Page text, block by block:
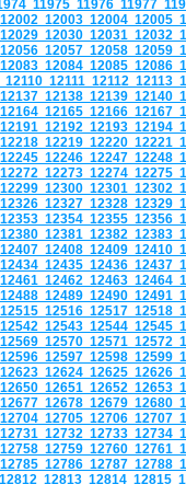
11975 11976 11977
12002 12003 12004 12005
12029 12030 12031 12032
12056 12057 12058 12059
12083 12084 12085 12086
12110 12111 12112 12113
12137 12138 12139 12140
12164 12165 12166 12167
12191 12192 12193 12194
12218 12219 12220 12221
12245 12246 12247 12248
12272 12273 12274 12275
12299 12300 12301 12302
12326 12327 12328 12329
12353 12354 12355 12356
12380 12381 12382 12383
12407 12408 12409 12410
12434 12435 12436 12437
12461 12462 12463 12464
12488 12489 12490 12491
12515 12516 12517 12518
12542 12543 12544 12545
12569 12570 12571 12572
12596 12597 12598 12599
12623 12624 12625 12626
12650 12651 12652 12653
12677 12678 12679 12680
12704 12705 12706 12707
12731 12732 12733 12734
12758 12759 12760 12761
12785 12786 12787 12788
12812 12813 12814 12815